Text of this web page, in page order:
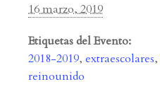
16 marzo, 2019
Etiquetas del Evento:
2018-2019, extraescolares,
reinounido